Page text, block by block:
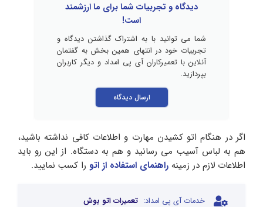
دیدگاه و تجربیات شما برای ما ارزشمند
است!
شما می توانید با به اشتراک گذاشتن دیدگاه و
تجربیات خود در انتهای همین بخش به گفتمان
آنلاین با تعمیرکاران آی پی امداد و دیگر کاربران
بپردازید.
ارسال دیدگاه
اگر در هنگام اتو کشیدن مهارت و اطلاعات کافی نداشته باشید،
هم به لباس آسیب می‌‍ رسانید و هم به دستگاه. از این رو باید
اطلاعات لازم در زمینه راهنمای استفاده از اتو را کسب نمایید.
خدمات آی پی امداد: تعمیرات اتو بوش